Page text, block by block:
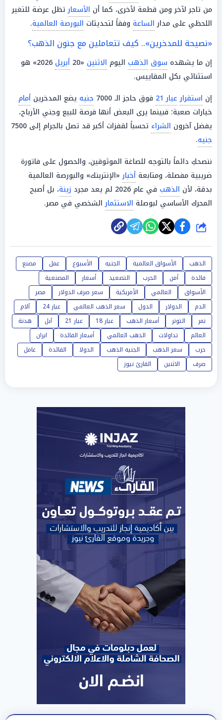
من تاجر لآخر ومن قطعة لأخرى، كما أن الأسعارتظل عرضة للتغير
اللحظي على مدارالساعة وفقاً لتحديثات البورصة العالمية.
«نصيحة للمدخرين».. كيف تتعاملين مع جنون الذهب؟
إن ما يشهده سوق الذهب اليوم الاثنين «20 أبريل
2026» هو
استثنائي بكل المقاييس.
إن استقرار عيار 21 فوق حاجز الـ 7000 جنيه يضع المدخرين أمام
خيارات صعبة؛ فبينما يرى البعض أنها فرصة للبيع وجني الأرباح،
يفضل آخرون الشراء تحسباً لقفزات أكبر قد تصل بالجرام إلى 7500
جنيه.
ننصحكِ دائماً بالتوجه للصاغة الموثوقين، والحصول على فاتورة
ضريبية مفصلة، ومتابعة أخبار«الإنتربنك» والبورصة العالمية
بدقة، لأن الذهب في عام 2026 لم يعد مجرد زينة، بل أصبح
المحرك الأساسي لبوصلة الاستثمارالشخصي في مصر.
شارك
الذهب الأسواق العالمية الجنيه الأسبوع عمل
مصنع
فائدة
أمن الحرب التصعيد أسعار
المصنعية
الأسواق
العالمي الأمريكية سعر صرف الدولار
مصر
الدم
الدولار الدول سعر الذهب العالمي عيار 24
آلام
تمر
التوتر أسعار الذهب عيار 18 عيار 21 آبل
هدنة
العالم
تداولات الذهب العالمي أسعار الفائدة
ايران
حرب
سعر الذهب الجنيه الذهب الدولا الفائدة
عامل
صرف
الاثنين القارئ نيوز